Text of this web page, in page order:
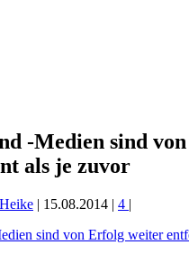
-Medien sind
als je zuvor
| 15.08.2014 | 4 |